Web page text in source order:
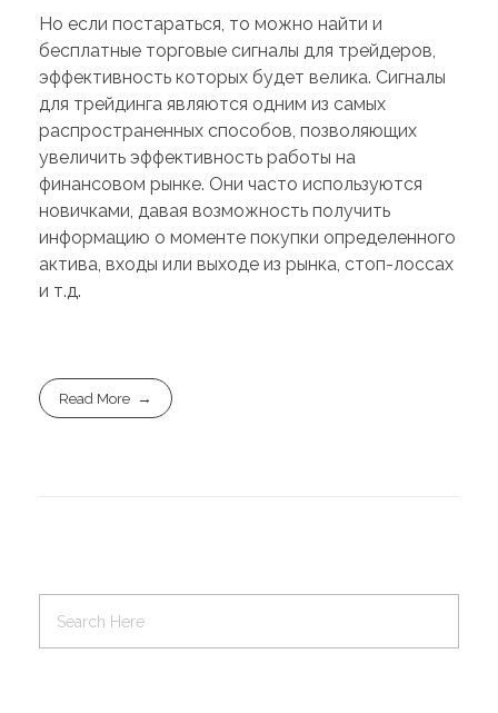
Но если постараться, то можно найти и
бесплатные торговые сигналы для трейдеров,
эффективность которых будет велика. Сигналы
для трейдинга являются одним из самых
распространенных способов, позволяющих
увеличить эффективность работы на
финансовом рынке. Они часто используются
новичками, давая возможность получить
информацию о моменте покупки определенного
актива, входы или выходе из рынка, стоп-лоссах
и т.д.
Read More